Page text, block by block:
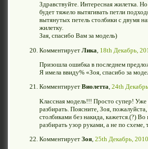
Здравствуйте. Интересная жилетка.
будет тяжело вытягивать петли
вытянутых петель столбики с двумя
жилетку.
Зая, спасибо Вам за модель)
Комментирует Лика 18th Декабрь,
Призошла ошибка в последнем
Я имела ввиду% «Зоя, спасибо за
Комментирует Виолетта, 24th
Классная модель!!! Просто супер! Уже
разбирать. Поясните, Зоя,
столбиками без накида, кажется.(?)
разбирать узор руками, а не по схеме,
Комментирует Зоя, 25th Декабрь,